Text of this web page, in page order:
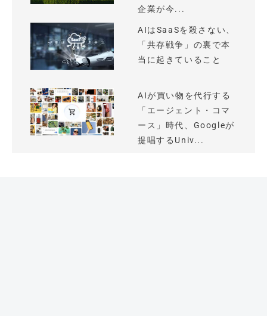
企業が今...
AIはSaaSを殺さない、
「共存戦争」の裏で本
当に起きていること
AIが買い物を代行する
「エージェント・コマ
ース」時代、Googleが
提唱するUniv...